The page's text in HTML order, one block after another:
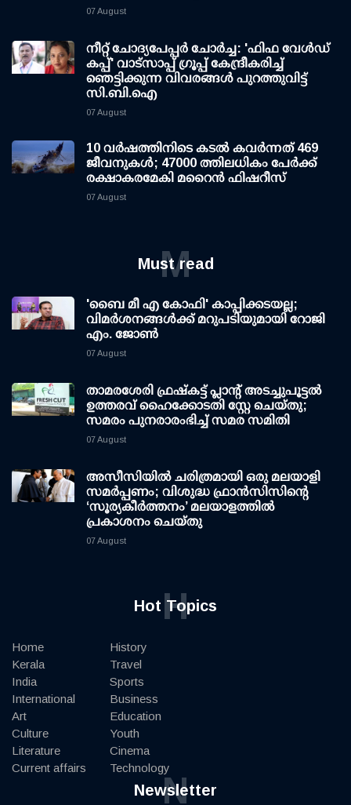
07 August
നീറ്റ് ചോദ്യപേപ്പര്‍ ചോര്‍ച്ച: 'ഫിഫ വേള്‍ഡ്
കപ്പ്' വാട്സാപ്പ് ഗ്രൂപ്പ് കേന്ദ്രീകരിച്ച്
ഞെട്ടിക്കുന്ന വിവരങ്ങള്‍ പുറത്തുവിട്ട്
സി.ബി.ഐ
07 August
10 വര്‍ഷത്തിനിടെ കടല്‍ കവര്‍ന്നത് 469
ജീവനുകള്‍; 47000 ത്തിലധികം പേര്‍ക്ക്
രക്ഷാകരമേകി മറൈന്‍ ഫിഷറീസ്
07 August
Must read
M
'ബൈ മീ എ കോഫി' കാപ്പിക്കടയല്ല;
വിമര്‍ശനങ്ങള്‍ക്ക് മറുപടിയുമായി റോജി
എം. ജോണ്‍
07 August
താമരശേരി ഫ്രഷ്കട്ട് പ്ലാന്റ് അടച്ചുപൂട്ടൽ
ഉത്തരവ് ഹൈക്കോടതി സ്റ്റേ ചെയ്തു;
സമരം പുനരാരംഭിച്ച് സമര സമിതി
07 August
അസീസിയിൽ ചരിത്രമായി ഒരു മലയാളി
സമർപ്പണം; വിശുദ്ധ ഫ്രാൻസിസിന്റെ
‘സൂര്യകീർത്തനം’ മലയാളത്തിൽ
പ്രകാശനം ചെയ്തു
07 August
Hot Topics
H
Home
Kerala
India
International
Art
Culture
Literature
Current affairs
History
Travel
Sports
Business
Education
Youth
Cinema
Technology
Newsletter
N